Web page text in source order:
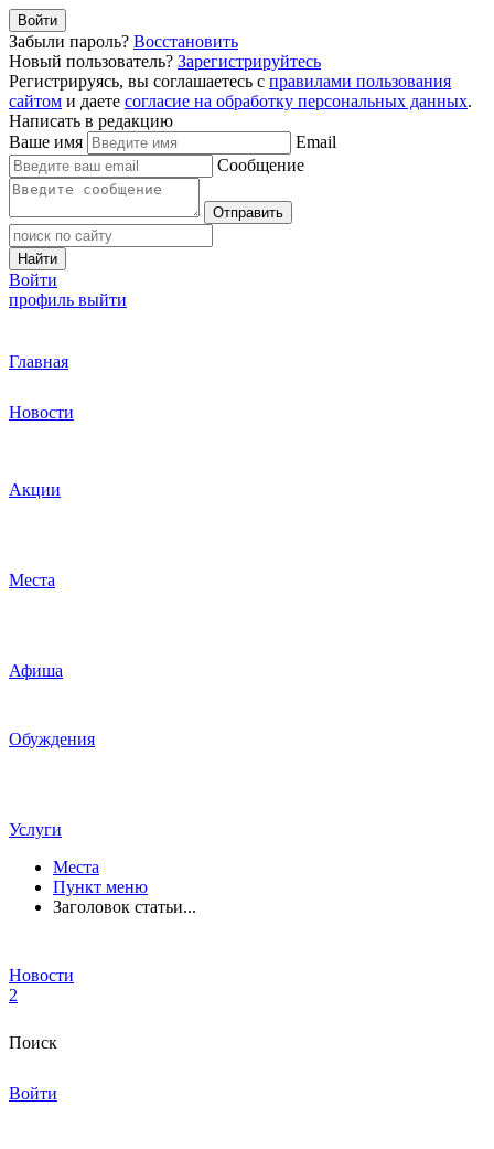
Войти
Забыли пароль? Восстановить
Новый пользователь? Зарегистрируйтесь
Регистрируясь, вы соглашаетесь с правилами пользования
сайтом и даете согласие на обработку персональных данных.
Написать в редакцию
Ваше имя
Email
Сообщение
Отправить
Найти
Войти
профиль выйти
Главная
Новости
Акции
Места
Афиша
Обуждения
Услуги
Места
Пункт меню
Заголовок статьи...
Новости
2
Поиск
Войти